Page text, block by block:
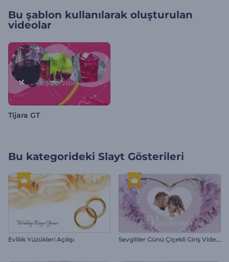
Bu şablon kullanılarak oluşturulan
videolar
Tijara GT
Bu kategorideki Slayt Gösterileri
Evlilik Yüzükleri Açılışı S
evgililer Günü Çiçekli Giriş Videosu